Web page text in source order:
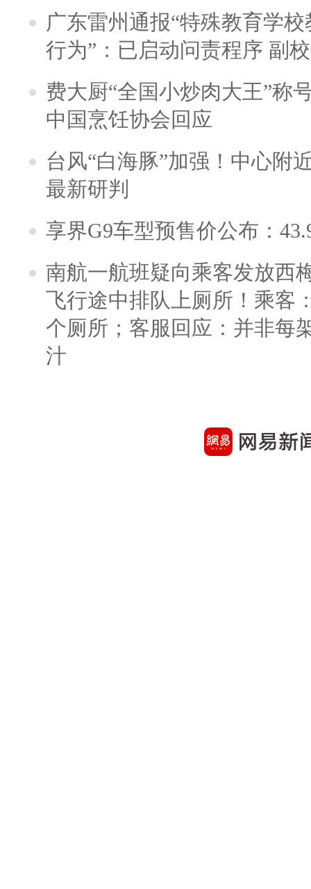
广东雷州通报“特殊教育学
行为”：已启动问责程序 副
费大厨“全国小炒肉大王”称
中国烹饪协会回应
台风“白海豚”加强！中心附
最新研判
享界G9车型预售价公布：
南航一航班疑向乘客发放西
飞行途中排队上厕所！乘客
个厕所；客服回应：并非每
汁